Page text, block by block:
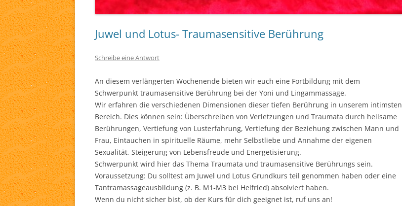
Juwel und Lotus- Traumasensitive Berührung
Schreibe eine Antwort
An diesem verlängerten Wochenende bieten wir euch eine Fortbildung mit dem
Schwerpunkt traumasensitive Berührung bei der Yoni und Lingammassage.
Wir erfahren die verschiedenen Dimensionen dieser tiefen Berührung in unserem intimsten
Bereich. Dies können sein: Überschreiben von Verletzungen und Traumata durch heilsame
Berührungen, Vertiefung von Lusterfahrung, Vertiefung der Beziehung zwischen Mann und
Frau, Eintauchen in spirituelle Räume, mehr Selbstliebe und Annahme der eigenen
Sexualität, Steigerung von Lebensfreude und Energetisierung.
Schwerpunkt wird hier das Thema Traumata und traumasensitive Berührungs sein.
Voraussetzung: Du solltest am Juwel und Lotus Grundkurs teil genommen haben oder eine
Tantramassageausbildung (z. B. M1-M3 bei Helfried) absolviert haben.
Wenn du nicht sicher bist, ob der Kurs für dich geeignet ist, ruf uns an!